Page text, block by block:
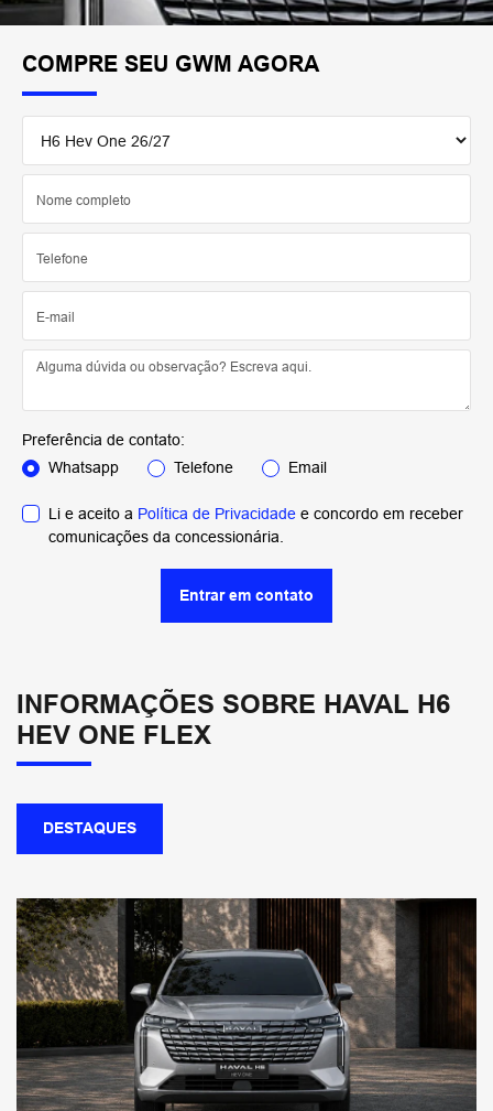
COMPRE SEU GWM AGORA
Preferência de contato:
Whatsapp
Telefone Email
Li e aceito a Política de Privacidade e concordo em receber
comunicações da concessionária.
Entrar em contato
INFORMAÇÕES SOBRE HAVAL H6
HEV ONE FLEX
DESTAQUES